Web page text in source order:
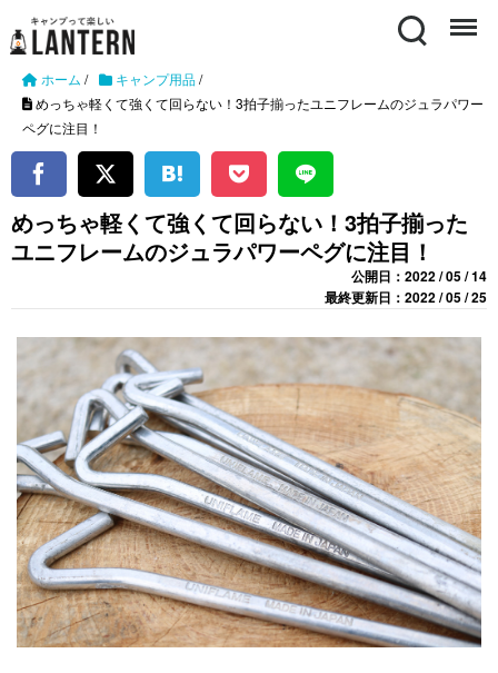
Search Menu
ホーム / キャンプ用品/
めっちゃ軽くて強くて回らない！3拍子揃ったユニフレームのジュラパワー
ペグに注目！
めっちゃ軽くて強くて回らない！3拍子揃った
ユニフレームのジュラパワーペグに注目！
公開日：2022 / 05 / 14
最終更新日：2022 / 05 / 25